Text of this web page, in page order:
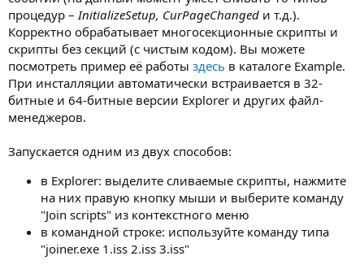
процедур –InitializeSetup, CurPageChanged и т.д.).
Корректно обрабатывает многосекционные скрипты и
скрипты без секций (с чистым кодом). Вы можете
посмотреть пример её работы здесь в каталоге Example.
При инсталляции автоматически встраивается в 32-
битные и 64-битные версии Explorer и других файл-
менеджеров.
Запускается одним из двух способов:
в Explorer: выделите сливаемые скрипты, нажмите
на них правую кнопку мыши и выберите команду
"Join scripts" из контекстного меню
в командной строке: используйте команду типа
"joiner.exe 1.iss 2.iss 3.iss"